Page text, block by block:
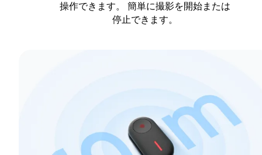
操作できます。 簡単に撮影を開始または
停止できます。